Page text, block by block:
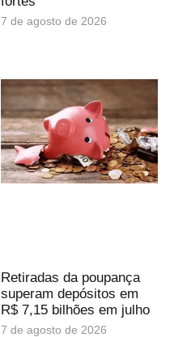
7 de agosto de 2026
Retiradas da poupança
superam depósitos em
R$ 7,15 bilhões em julho
7 de agosto de 2026